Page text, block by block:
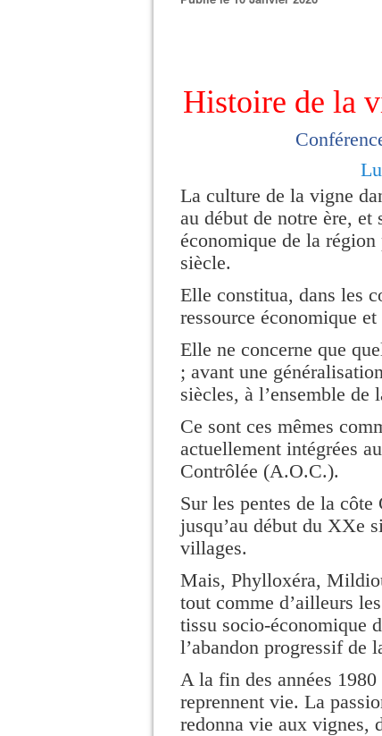
Histoire de la
La culture de la vigne
au début de notre ère, et
économique de la
siècle.
Elle constitua, dans les
ressource économique
Elle ne concerne que
; avant une
siècles, à l’ensemble de
Ce sont ces mêmes
actuellement intégrées
Contrôlée (A.O.C.).
Sur les pentes de la
jusqu’au début du XXe
villages.
Mais, Phylloxéra,
tout comme d’ailleurs
tissu socio-économique
l’abandon progressif de
A la fin des années
reprennent vie. La
redonna vie aux vignes,